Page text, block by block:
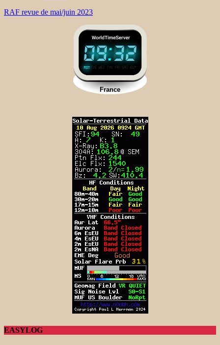
RAF revue de mai/juin 2023
EASYLOG